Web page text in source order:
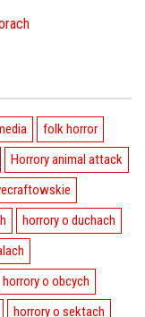
folk horror
Horrory animal attack
horrory o duchach
horrory o obcych
horrory o sektach